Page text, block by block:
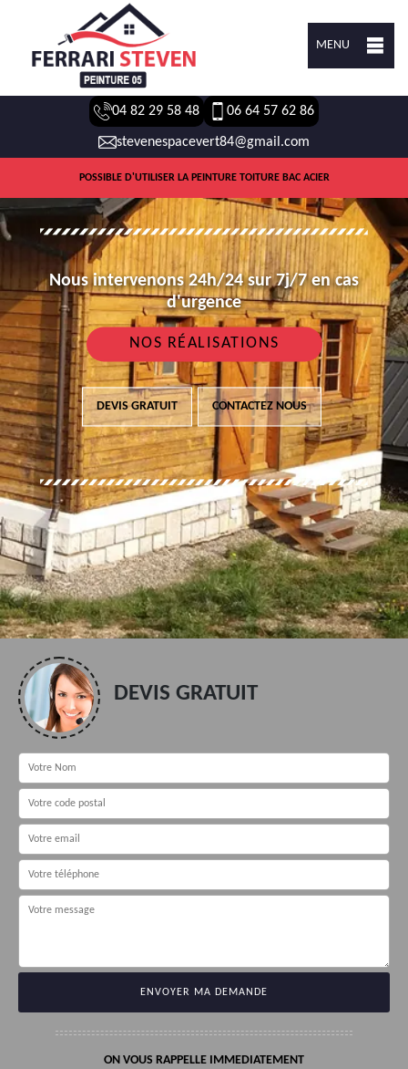
MENU
04 82 29 58 48 06 64 57 62 86
stevenespacevert84@gmail.com
POSSIBLE D'UTILISER LA PEINTURE TOITURE BAC ACIER
Nous intervenons 24h/24 sur 7j/7 en cas
d'urgence
NOS RÉALISATIONS
DEVIS GRATUIT CONTACTEZ NOUS
DEVIS GRATUIT
ON VOUS RAPPELLE IMMEDIATEMENT